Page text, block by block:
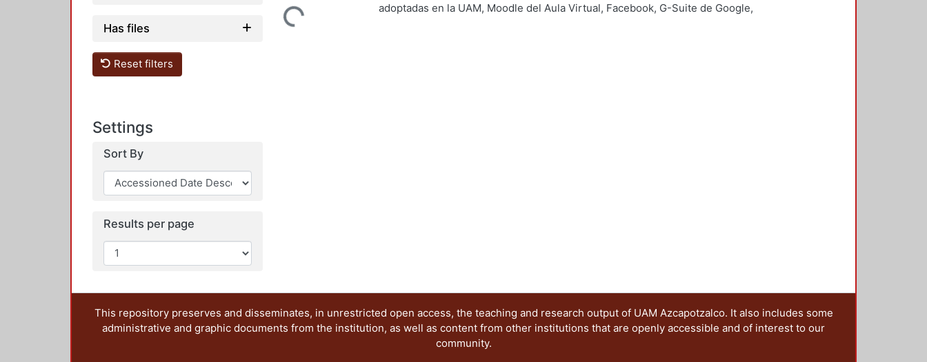
Has files
Reset filters
Settings
Sort By
Results per page
Loading...
Alejandra; Tarango de la Torre, Juan Carlos
adoptadas en la UAM, Moodle del Aula Virtual, Facebook, G-Suite de Google,
This repository preserves and disseminates, in unrestricted open access, the teaching and research output of UAM Azcapotzalco. It also includes some
administrative and graphic documents from the institution, as well as content from other institutions that are openly accessible and of interest to our
community.